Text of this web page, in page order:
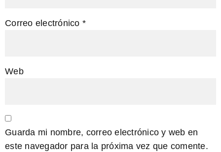
Correo electrónico *
Web
Guarda mi nombre, correo electrónico y web en
este navegador para la próxima vez que comente.